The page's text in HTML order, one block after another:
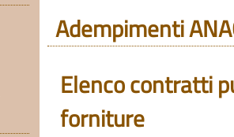
Adempimenti
Elenco contratti
forniture